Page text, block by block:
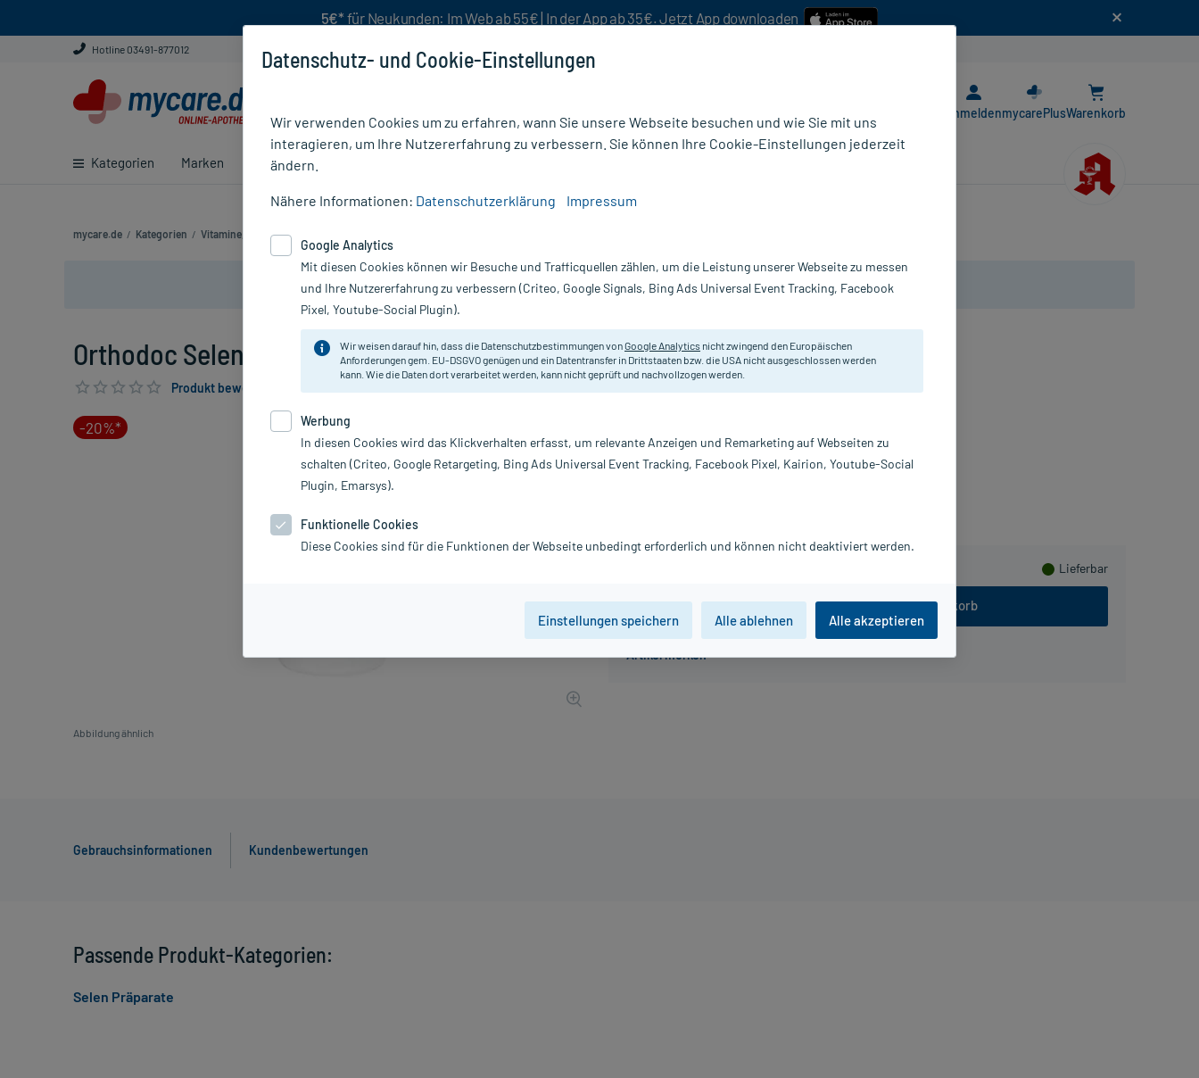
5€* für Neukunden: Im Web ab 55€ | In der App ab 35€. Jetzt App downloaden
Hotline 03491-877012
Kategorien Marken Ratgeber
AnmeldenmycarePlusWarenkorb
mycare.de / Kategorien / Vitamine, Mineralien & Enzyme
Nur für kurze Zeit:Gratis-Versand* ab 19€ Mindestbestellwert!
Orthodoc Selen Kapseln, 90 St
Produkt bewerten & PlusHerzen sichern
-20%*
Abbildung ähnlich
Lieferbar
In den Warenkorb
Nahrungsergänzungsmittel mit Selen.
Darreichung:
Kapseln
Hersteller:
Kyberg Vital GmbH
Gebrauchsinformationen Kundenbewertungen
Passende Produkt-Kategorien:
Selen Präparate
Datenschutz- und Cookie-Einstellungen
Wir verwenden Cookies um zu erfahren, wann Sie unsere Webseite besuchen und wie Sie mit uns
interagieren, um Ihre Nutzererfahrung zu verbessern. Sie können Ihre Cookie-Einstellungen jederzeit
ändern.
Nähere Informationen: Datenschutzerklärung Impressum
Google Analytics
Mit diesen Cookies können wir Besuche und Trafficquellen zählen, um die Leistung unserer Webseite zu messen
und Ihre Nutzererfahrung zu verbessern (Criteo, Google Signals, Bing Ads Universal Event Tracking, Facebook
Pixel, Youtube-Social Plugin).
Wir weisen darauf hin, dass die Datenschutzbestimmungen vonGoogle Analytics nicht zwingend den Europäischen
Anforderungen gem. EU-DSGVO genügen und ein Datentransfer in Drittstaaten bzw. die USA nicht ausgeschlossen werden
kann. Wie die Daten dort verarbeitet werden, kann nicht geprüft und nachvollzogen werden.
Werbung
In diesen Cookies wird das Klickverhalten erfasst, um relevante Anzeigen und Remarketing auf Webseiten zu
schalten (Criteo, Google Retargeting, Bing Ads Universal Event Tracking, Facebook Pixel, Kairion, Youtube-Social
Plugin, Emarsys).
Funktionelle Cookies
Diese Cookies sind für die Funktionen der Webseite unbedingt erforderlich und können nicht deaktiviert werden.
Einstellungen speichern Alle ablehnen Alle akzeptieren